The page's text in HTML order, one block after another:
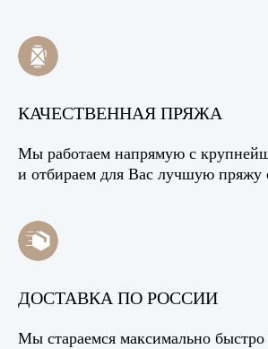
КАЧЕСТВЕННАЯ ПРЯЖА
Мы работаем напрямую с
и отбираем для Вас лучшую пряжу
ДОСТАВКА ПО РОССИИ
Мы стараемся максимально быстро